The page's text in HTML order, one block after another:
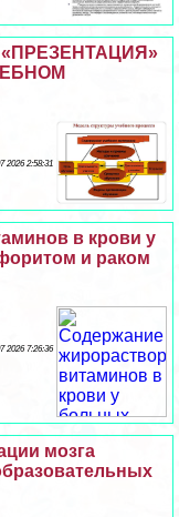
2026 2:58:31
в крови у
и paком
2026 7:26:36
мозга